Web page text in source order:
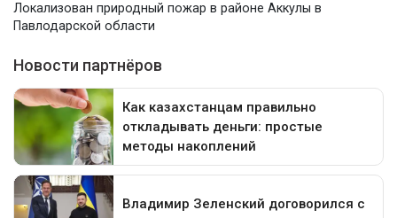
Локализован природный пожар в районе Аккулы в
Павлодарской области